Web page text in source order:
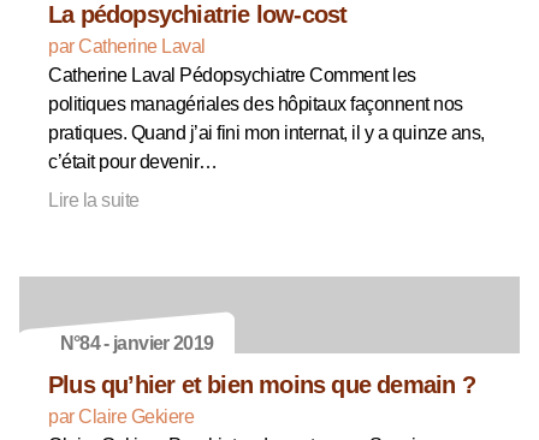
La pédopsychiatrie low-cost
par Catherine Laval
Catherine Laval Pédopsychiatre Comment les
politiques managériales des hôpitaux façonnent nos
pratiques. Quand j’ai fini mon internat, il y a quinze ans,
c’était pour devenir…
Lire la suite
N°84 - janvier 2019
Plus qu’hier et bien moins que demain ?
par Claire Gekiere